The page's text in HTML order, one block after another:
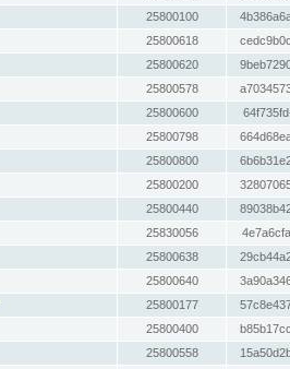
25800100
25800618
25800620
25800578
25800600
25800798
25800800
25800200
25800440
25830056
25800638
25800640
25800177
25800400
25800558